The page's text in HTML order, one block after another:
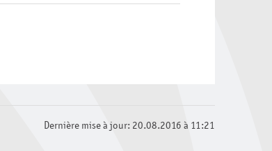
Dernière mise à jour: 20.08.2016 à 11:21